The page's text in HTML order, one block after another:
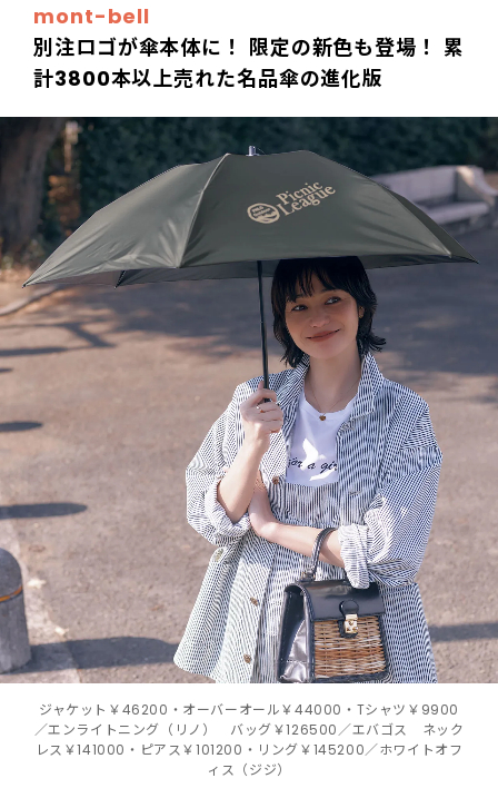
mont-bell
別注ロゴが傘本体に！ 限定の新色も登場！ 累
計3800本以上売れた名品傘の進化版
ジャケット￥46200・オーバーオール￥44000・Tシャツ￥9900
／エンライトニング（リノ） バッグ￥126500／エバゴス ネック
レス￥141000・ピアス￥101200・リング￥145200／ホワイトオフ
ィス（ジジ）